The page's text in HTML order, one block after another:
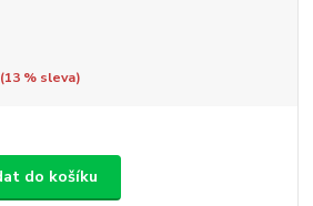
13% sleva)
do košíku